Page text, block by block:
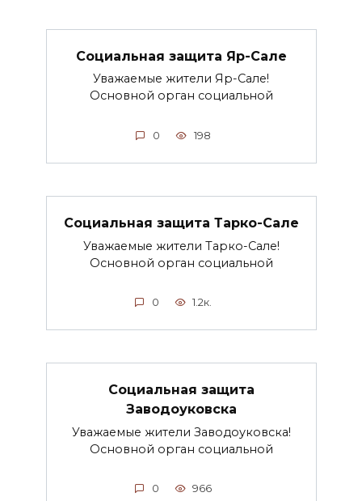
Социальная защита Яр-Сале
Уважаемые жители Яр-Сале!
Основной орган социальной
0 198
Социальная защита Тарко-Сале
Уважаемые жители Тарко-Сале!
Основной орган социальной
0 1.2к.
Социальная защита
Заводоуковска
Уважаемые жители Заводоуковска!
Основной орган социальной
0 966